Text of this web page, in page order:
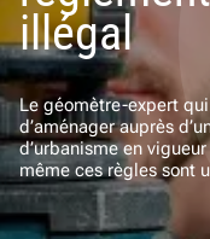
illégal
Le géomètre-expert
d’aménager auprès
d’urbanisme en
même ces règles sont